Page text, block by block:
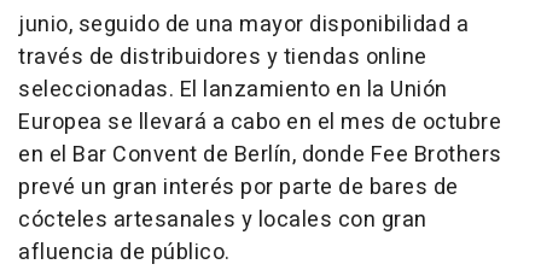
junio, seguido de una mayor disponibilidad a
través de distribuidores y tiendas online
seleccionadas. El lanzamiento en la Unión
Europea se llevará a cabo en el mes de octubre
en el Bar Convent de Berlín, donde Fee Brothers
prevé un gran interés por parte de bares de
cócteles artesanales y locales con gran
afluencia de público.